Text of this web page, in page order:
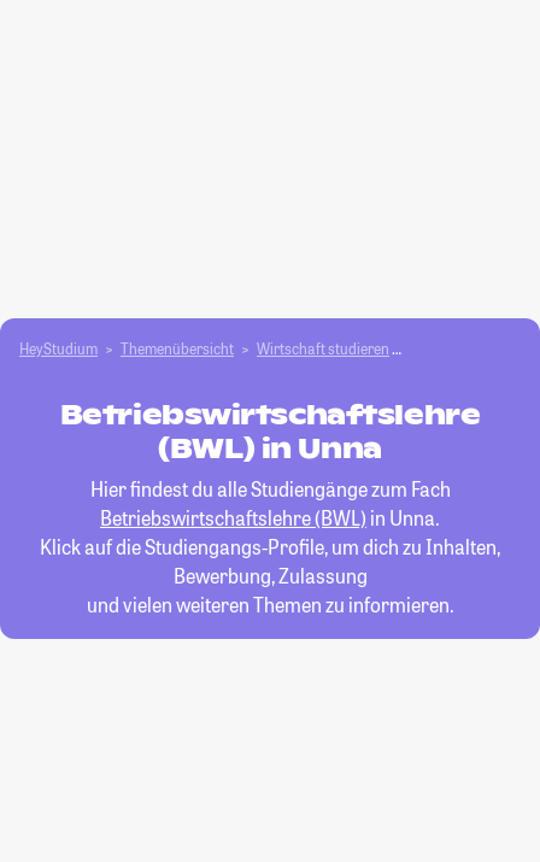
HeyStudium Themenübersicht Wirtschaft studieren
Betriebswirtschaftslehre
(BWL) in Unna
Hier findest du alle Studiengänge zum Fach
Betriebswirtschaftslehre (BWL) in Unna.
Klick auf die Studiengangs-Profile, um dich zu Inhalten,
Bewerbung, Zulassung
und vielen weiteren Themen zu informieren.